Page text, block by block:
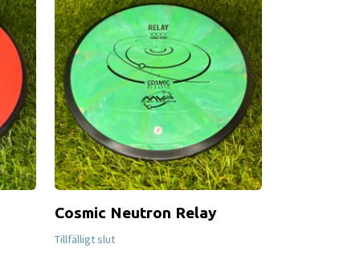
Cosmic Neutron Relay
Tillfälligt slut